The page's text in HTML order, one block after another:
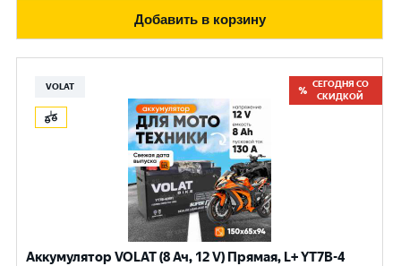
Добавить в корзину
VOLAT
СЕГОДНЯ СО
СКИДКОЙ
Аккумулятор VOLAT (8 Ач, 12 V) Прямая, L+ YT7B-4